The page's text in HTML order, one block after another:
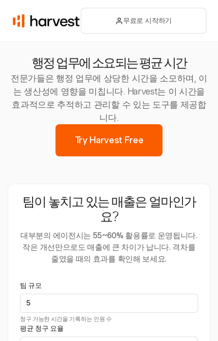
무료로 시작하기
행정 업무에 소요되는 평균 시간
전문가들은 행정 업무에 상당한 시간을 소모하며, 이
는 생산성에 영향을 미칩니다. Harvest는 이 시간을
효과적으로 추적하고 관리할 수 있는 도구를 제공합
니다.
Try Harvest Free
팀이 놓치고 있는 매출은 얼마인가
요?
대부분의 에이전시는 55~60% 활용률로 운영됩니다.
작은 개선만으로도 매출에 큰 차이가 납니다. 격차를
줄였을 때의 효과를 확인해 보세요.
팀 규모
청구 가능한 시간을 기록하는 인원 수
평균 청구 요율